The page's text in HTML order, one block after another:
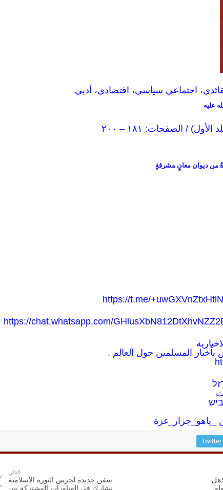
اجتماعي سياسي، اقتصادي، أدبي
عليه
/ الصفحات: ١٨١ – ٢٠٠
من ديوان معانٍ مشرقةٍ
https://t.me/
https://chat.whatsapp.com/
المسلمين حول العالم .
_ياهو_جزار_غزة
Twitter
التالي
سفن جديدة لحرس الثورة الاسلامية
تشارك في المناورات المشتركة بين